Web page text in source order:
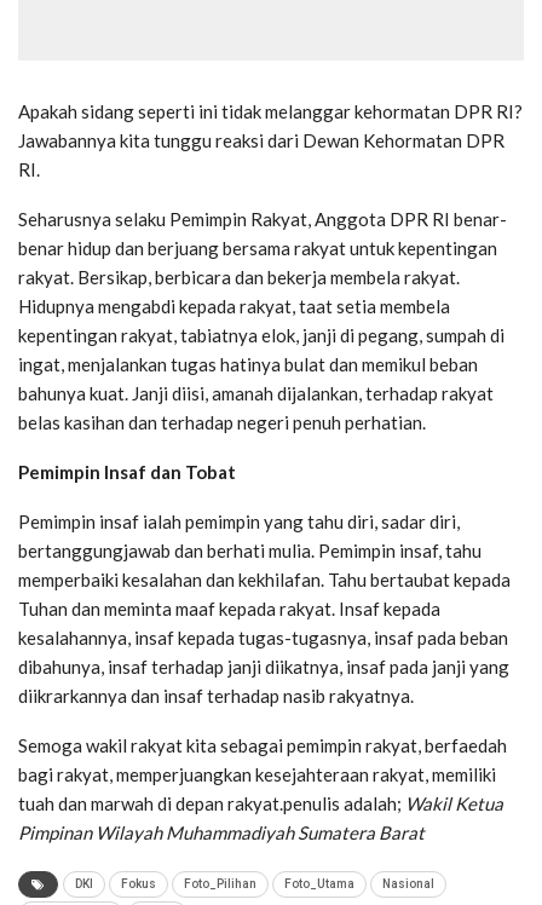
Apakah sidang seperti ini tidak melanggar kehormatan DPR RI?
Jawabannya kita tunggu reaksi dari Dewan Kehormatan DPR
RI.
Seharusnya selaku Pemimpin Rakyat, Anggota DPR RI benar-
benar hidup dan berjuang bersama rakyat untuk kepentingan
rakyat. Bersikap, berbicara dan bekerja membela rakyat.
Hidupnya mengabdi kepada rakyat, taat setia membela
kepentingan rakyat, tabiatnya elok, janji di pegang, sumpah di
ingat, menjalankan tugas hatinya bulat dan memikul beban
bahunya kuat. Janji diisi, amanah dijalankan, terhadap rakyat
belas kasihan dan terhadap negeri penuh perhatian.
Pemimpin Insaf dan Tobat
Pemimpin insaf ialah pemimpin yang tahu diri, sadar diri,
bertanggungjawab dan berhati mulia. Pemimpin insaf, tahu
memperbaiki kesalahan dan kekhilafan. Tahu bertaubat kepada
Tuhan dan meminta maaf kepada rakyat. Insaf kepada
kesalahannya, insaf kepada tugas-tugasnya, insaf pada beban
dibahunya, insaf terhadap janji diikatnya, insaf pada janji yang
diikrarkannya dan insaf terhadap nasib rakyatnya.
Semoga wakil rakyat kita sebagai pemimpin rakyat, berfaedah
bagi rakyat, memperjuangkan kesejahteraan rakyat, memiliki
tuah dan marwah di depan rakyat.penulis adalah; Wakil Ketua
Pimpinan Wilayah Muhammadiyah Sumatera Barat
DKI Fokus Foto_Pilihan Foto_Utama Nasional